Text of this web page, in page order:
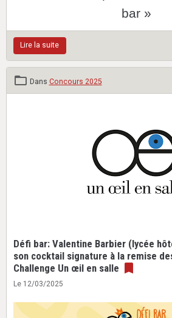
bar »
Lire la suite
Dans Concours 2025
Défi bar: Valentine Barbier (lycée
son cocktail signature à la remise
Challenge Un œil en salle
Le 12/03/2025